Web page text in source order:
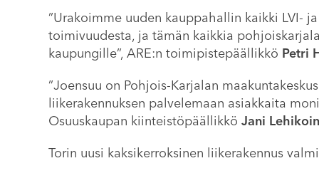
”Urakoimme uuden kauppahallin kaikki LVI-
toimivuudesta, ja tämän kaikkia
kaupungille”, ARE:n toimipistepäällikkö Petri
”Joensuu on Pohjois-Karjalan
liikerakennuksen palvelemaan asiakkaita
Osuuskaupan kiinteistöpäällikkö Jani
Torin uusi kaksikerroksinen liikerakennus